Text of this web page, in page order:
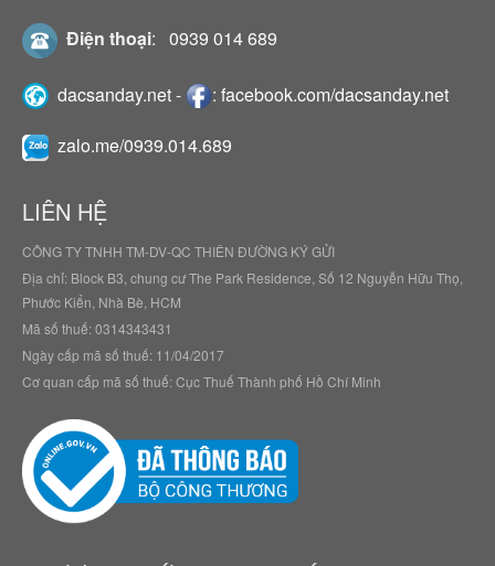
Điện thoại: 0939 014 689
dacsanday.net- : facebook.com/dacsanday.net
zalo.me/0939.014.689
LIÊN HỆ
CÔNG TY TNHH TM-DV-QC THIÊN ĐƯỜNG KÝ GỬI
Địa chỉ: Block B3, chung cư The Park Residence, Số 12 Nguyễn Hữu Thọ,
Phước Kiển, Nhà Bè, HCM
Mã số thuế: 0314343431
Ngày cấp mã số thuế: 11/04/2017
Cơ quan cấp mã số thuế: Cục Thuế Thành phố Hồ Chí Minh